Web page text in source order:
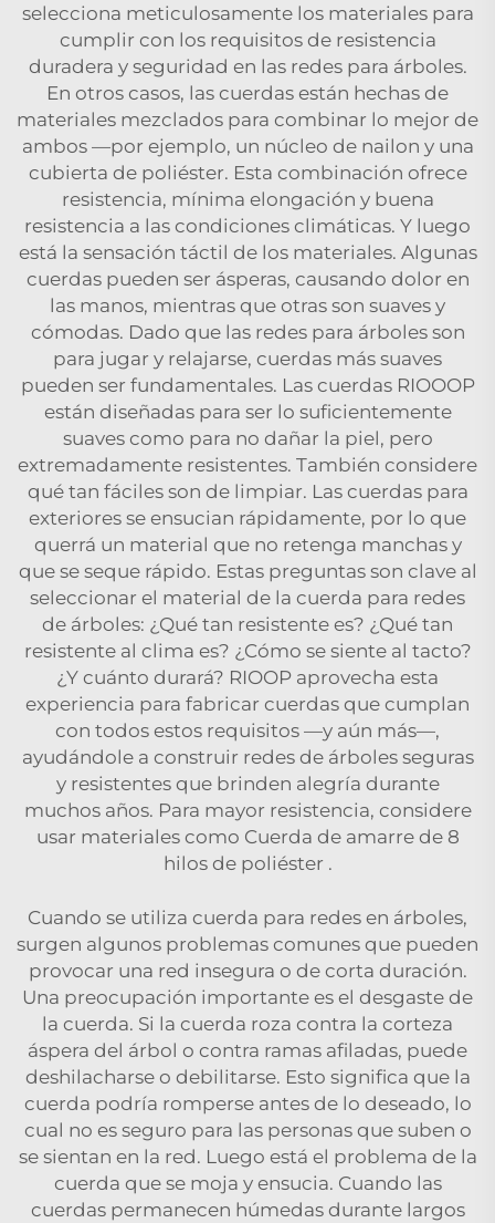
selecciona meticulosamente los materiales para
cumplir con los requisitos de resistencia
duradera y seguridad en las redes para árboles.
En otros casos, las cuerdas están hechas de
materiales mezclados para combinar lo mejor de
ambos —por ejemplo, un núcleo de nailon y una
cubierta de poliéster. Esta combinación ofrece
resistencia, mínima elongación y buena
resistencia a las condiciones climáticas. Y luego
está la sensación táctil de los materiales. Algunas
cuerdas pueden ser ásperas, causando dolor en
las manos, mientras que otras son suaves y
cómodas. Dado que las redes para árboles son
para jugar y relajarse, cuerdas más suaves
pueden ser fundamentales. Las cuerdas RIOOOP
están diseñadas para ser lo suficientemente
suaves como para no dañar la piel, pero
extremadamente resistentes. También considere
qué tan fáciles son de limpiar. Las cuerdas para
exteriores se ensucian rápidamente, por lo que
querrá un material que no retenga manchas y
que se seque rápido. Estas preguntas son clave al
seleccionar el material de la cuerda para redes
de árboles: ¿Qué tan resistente es? ¿Qué tan
resistente al clima es? ¿Cómo se siente al tacto?
¿Y cuánto durará? RIOOP aprovecha esta
experiencia para fabricar cuerdas que cumplan
con todos estos requisitos —y aún más—,
ayudándole a construir redes de árboles seguras
y resistentes que brinden alegría durante
muchos años. Para mayor resistencia, considere
usar materiales como Cuerda de amarre de 8
hilos de poliéster .
Cuando se utiliza cuerda para redes en árboles,
surgen algunos problemas comunes que pueden
provocar una red insegura o de corta duración.
Una preocupación importante es el desgaste de
la cuerda. Si la cuerda roza contra la corteza
áspera del árbol o contra ramas afiladas, puede
deshilacharse o debilitarse. Esto significa que la
cuerda podría romperse antes de lo deseado, lo
cual no es seguro para las personas que suben o
se sientan en la red. Luego está el problema de la
cuerda que se moja y ensucia. Cuando las
cuerdas permanecen húmedas durante largos